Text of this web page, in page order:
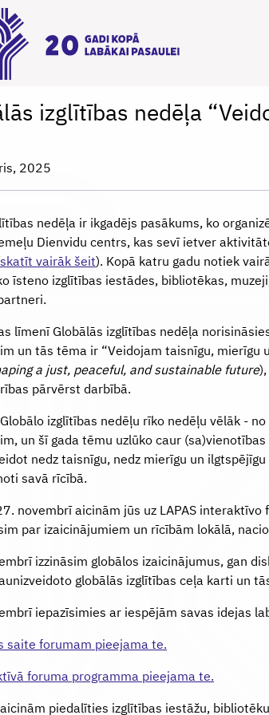
izglītības nedēļa
2025
nedēļa ir ikgadējs pasākums, ko
Dienvidu centrs, kas sevī ietver
skatīt vairāk šeit). Kopā katru gadu notiek
īsteno izglītības iestādes, bibliotēkas,
līmenī Globālās izglītības nedēļa
un tās tēma ir “Veidojam taisnīgu, mierīgu
a just, peaceful, and sustainable future
pārvērst darbībā.
Globālo izglītības nedēļu rīko nedēļu vēlāk -
un šī gada tēmu uzlūko caur
nedz taisnīgu, nedz mierīgu un
savā rīcībā.
novembrī aicinām jūs uz LAPAS
par izaicinājumiem un rīcībām lokālā,
izzināsim globālos izaicinājumus, gan
globālās izglītības ceļa karti un
iepazīsimies ar iespējām savas idejas
saite forumam pieejama te.
foruma programma pieejama te.
piedalīties izglītības iestāžu,